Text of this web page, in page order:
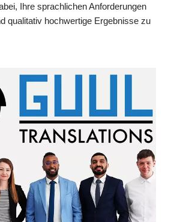
Ihre sprachlichen Anforderungen
qualitativ hochwertige Ergebnisse zu